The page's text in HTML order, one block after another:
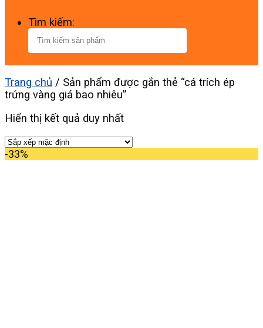
Tìm kiếm:
Trang chủ / Sản phẩm được gắn thẻ “cá trích ép
trứng vàng giá bao nhiêu”
Hiển thị kết quả duy nhất
-33%